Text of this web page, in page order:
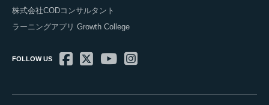
株式会社CODコンサルタント
ラーニングアプリ Growth College
FOLLOW US